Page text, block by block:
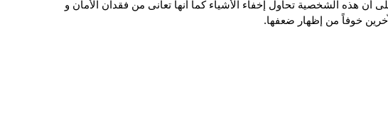
أن هذه الشخصية تحاول إخفاء الأشياء كما أنها تعانى من فقدان الأمان و
خوفاً من إظهار ضعفها.